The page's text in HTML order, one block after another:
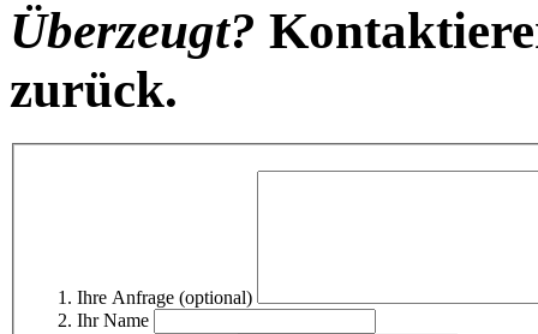
Überzeugt?
zurück.
Ihre Anfrage (optional)
Ihr Name